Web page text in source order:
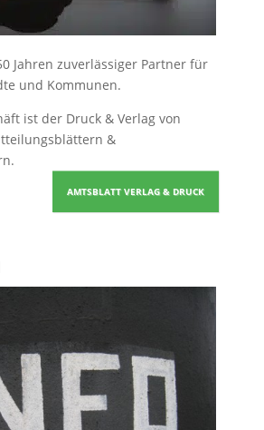
Jahren zuverlässiger Partner für
und Kommunen.
ist der Druck & Verlag von
&
.
AMTSBLATT VERLAG & DRUCK